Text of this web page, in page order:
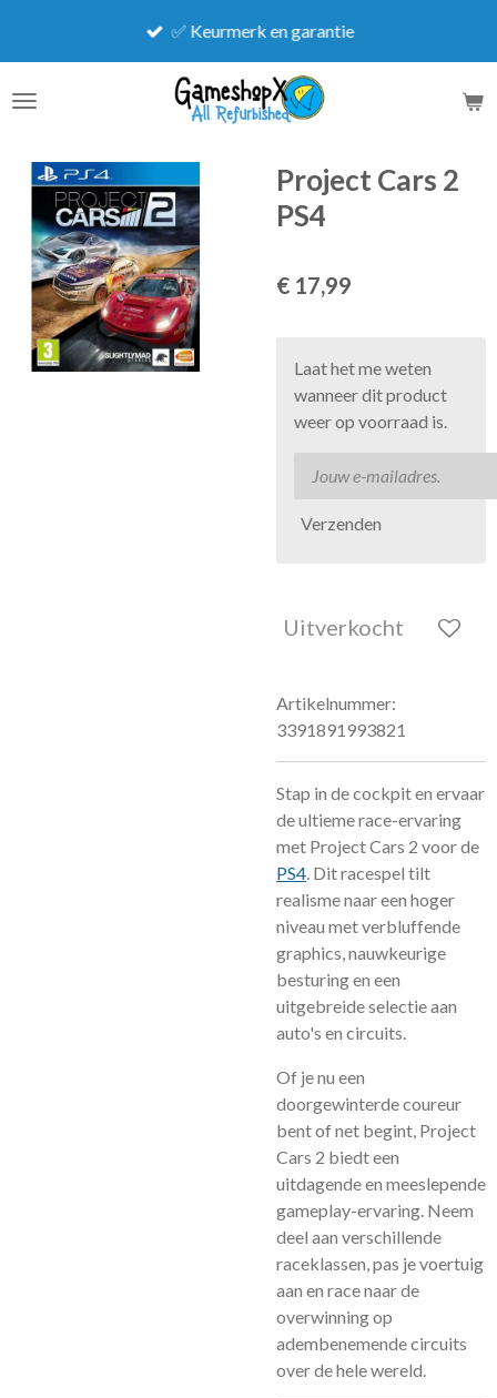
de
✅ Keurmerk en garantie
Project Cars 2
PS4
€ 17,99
Laat het me weten
wanneer dit product
weer op voorraad is.
Verzenden
Uitverkocht
Artikelnummer:
3391891993821
Stap in de cockpit en ervaar
de ultieme race-ervaring
met Project Cars 2 voor de
PS4. Dit racespel tilt
realisme naar een hoger
niveau met verbluffende
graphics, nauwkeurige
besturing en een
uitgebreide selectie aan
auto's en circuits.
Of je nu een
doorgewinterde coureur
bent of net begint, Project
Cars 2 biedt een
uitdagende en meeslepende
gameplay-ervaring. Neem
deel aan verschillende
raceklassen, pas je voertuig
aan en race naar de
overwinning op
adembenemende circuits
over de hele wereld.